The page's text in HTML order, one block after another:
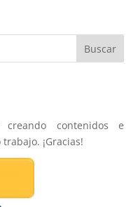
contenidos e
¡Gracias!